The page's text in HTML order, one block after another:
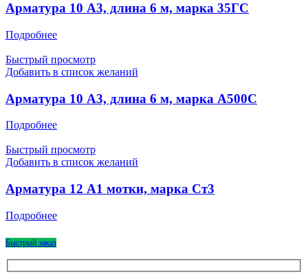
Арматура 10 А3, длина 6 м, марка 35ГС
Подробнее
Быстрый просмотр
Добавить в список желаний
Арматура 10 А3, длина 6 м, марка А500С
Подробнее
Быстрый просмотр
Добавить в список желаний
Арматура 12 А1 мотки, марка Ст3
Подробнее
Быстрый заказ